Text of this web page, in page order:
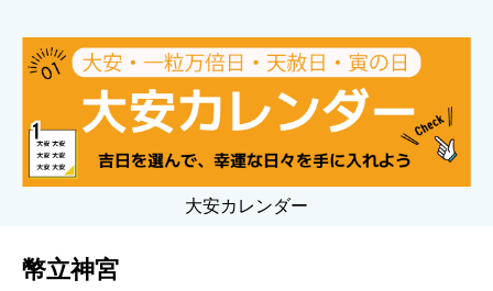
大安カレンダー
幣立神宮